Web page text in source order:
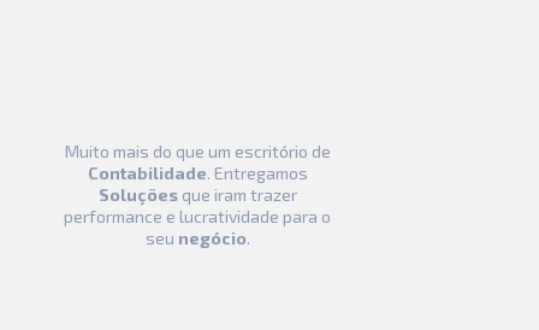
Muito mais do que um escritório de
Contabilidade. Entregamos
Soluçõesque iram trazer
performance e lucratividade para o
seu negócio.